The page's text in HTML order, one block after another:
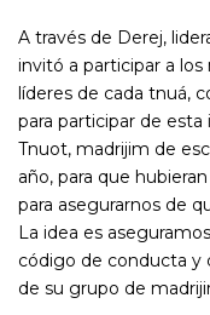
A través de Derej,
invitó a participar a
líderes de cada tnuá,
para participar de esta
Tnuot, madrijim de
año, para que
para asegurarnos de
La idea es
código de conducta y
de su grupo de